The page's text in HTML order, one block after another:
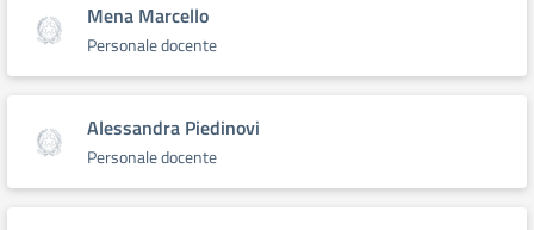
Mena Marcello
Personale docente
Alessandra Piedinovi
Personale docente